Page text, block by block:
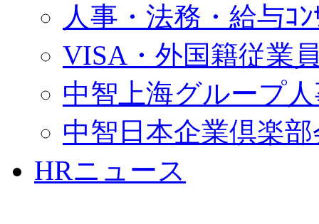
人事・法務・給与ｺﾝ
VISA・外国籍従業
中智上海グループ
中智日本企業倶楽
HRニュース